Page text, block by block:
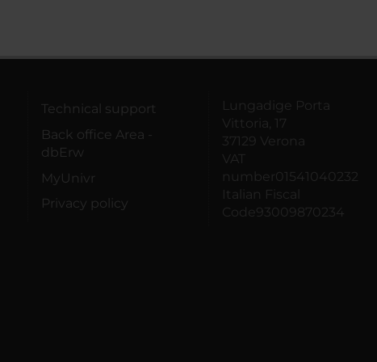
Technical support
Back office Area -
dbErw
MyUnivr
Privacy policy
Lungadige Porta
Vittoria, 17
37129 Verona
VAT
number01541040232
Italian Fiscal
Code93009870234